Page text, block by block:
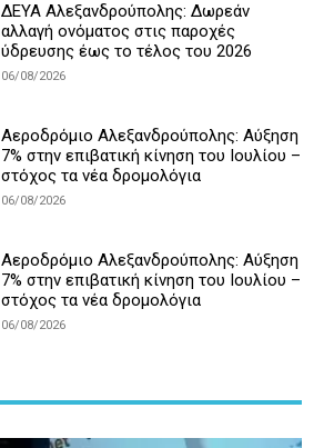
ΔΕΥΑ Αλεξανδρούπολης: Δωρεάν
αλλαγή ονόματος στις παροχές
ύδρευσης έως το τέλος του 2026
06/08/2026
Αεροδρόμιο Αλεξανδρούπολης: Αύξηση
7% στην επιβατική κίνηση του Ιουλίου –
στόχος τα νέα δρομολόγια
06/08/2026
Αεροδρόμιο Αλεξανδρούπολης: Αύξηση
7% στην επιβατική κίνηση του Ιουλίου –
στόχος τα νέα δρομολόγια
06/08/2026